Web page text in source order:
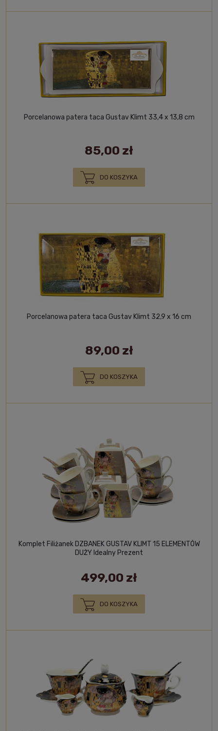
Porcelanowa patera taca Gustav Klimt 33,4 x 13,8 cm
85,00 zł
DO KOSZYKA
Porcelanowa patera taca Gustav Klimt 32,9 x 16 cm
89,00 zł
DO KOSZYKA
Komplet Filiżanek DZBANEK GUSTAV KLIMT 15 ELEMENTÓW
DUŻY Idealny Prezent
499,00 zł
DO KOSZYKA